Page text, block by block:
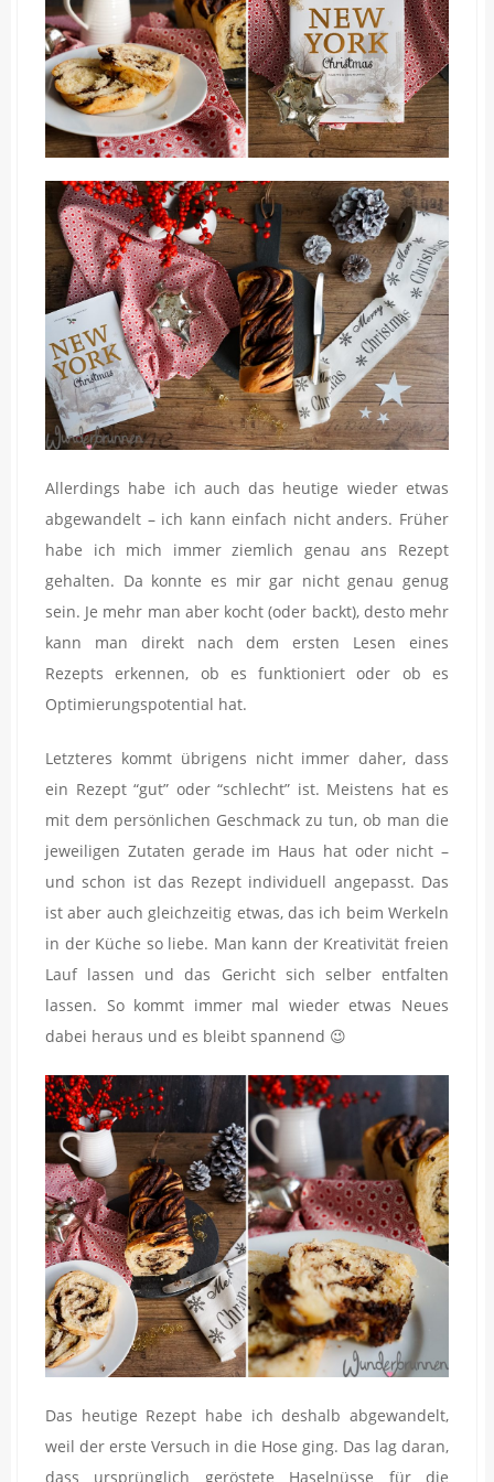
Allerdings habe ich auch das heutige wieder etwas
abgewandelt – ich kann einfach nicht anders. Früher
habe ich mich immer ziemlich genau ans Rezept
gehalten. Da konnte es mir gar nicht genau genug
sein. Je mehr man aber kocht (oder backt), desto mehr
kann man direkt nach dem ersten Lesen eines
Rezepts erkennen, ob es funktioniert oder ob es
Optimierungspotential hat.
Letzteres kommt übrigens nicht immer daher, dass
ein Rezept “gut” oder “schlecht” ist. Meistens hat es
mit dem persönlichen Geschmack zu tun, ob man die
jeweiligen Zutaten gerade im Haus hat oder nicht –
und schon ist das Rezept individuell angepasst. Das
ist aber auch gleichzeitig etwas, das ich beim Werkeln
in der Küche so liebe. Man kann der Kreativität freien
Lauf lassen und das Gericht sich selber entfalten
lassen. So kommt immer mal wieder etwas Neues
dabei heraus und es bleibt spannend 😉
Das heutige Rezept habe ich deshalb abgewandelt,
weil der erste Versuch in die Hose ging. Das lag daran,
dass ursprünglich geröstete Haselnüsse für die